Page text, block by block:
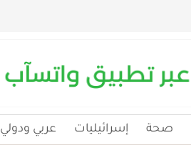
صحة إسرائيليات عربي ودولي